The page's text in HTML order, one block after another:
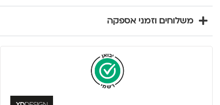
משלוחים וזמני אספקה